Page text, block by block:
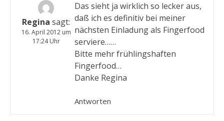
Regina sagt:
16. April 2012 um
17:24 Uhr
Das sieht ja wirklich so lecker aus,
daß ich es definitiv bei meiner
nächsten Einladung als Fingerfood
serviere……
Bitte mehr frühlingshaften
Fingerfood…
Danke Regina
Antworten